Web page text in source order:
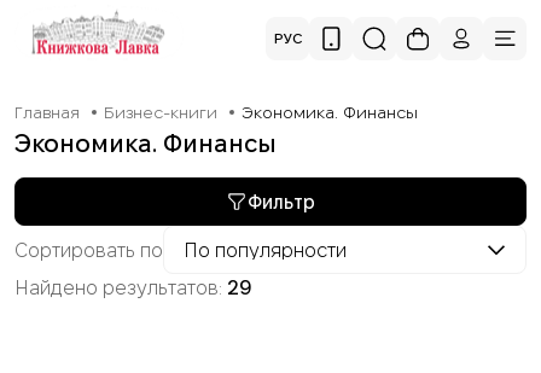
РУС
Главная Бизнес-книги Экономика. Финансы
Экономика. Финансы
Найдено результатов: 29
Сортировать по По популярности
Фильтр